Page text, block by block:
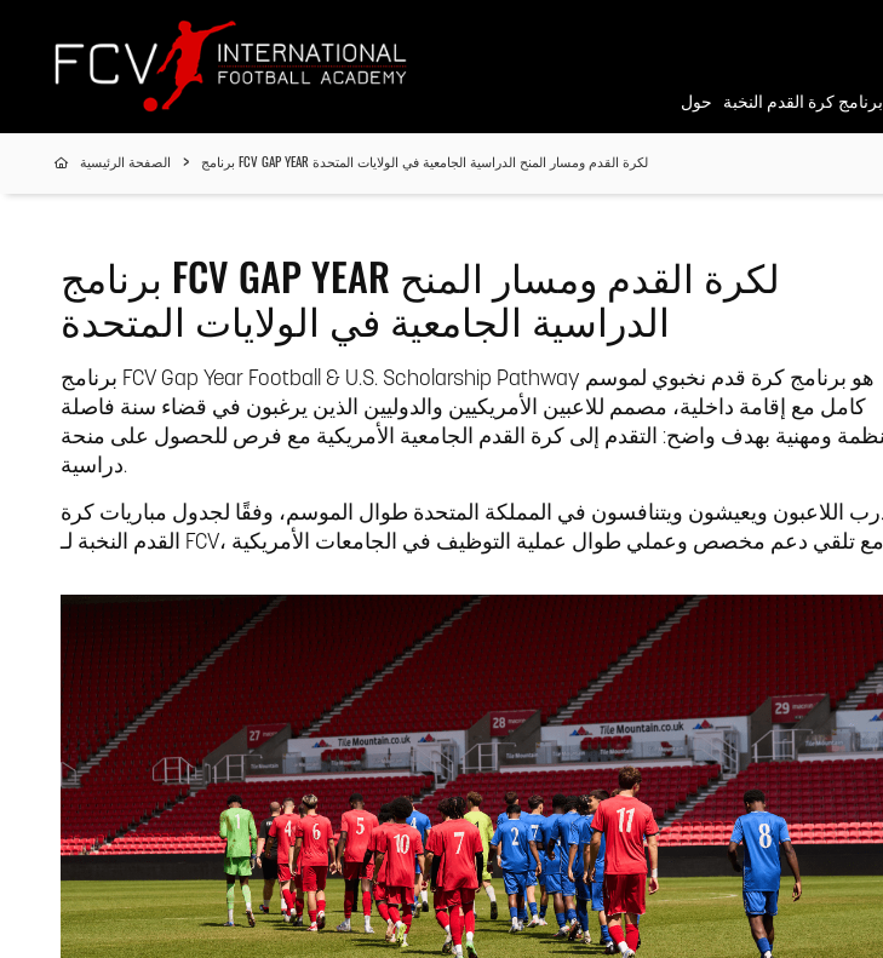
حول برنامج كرة القدم النخبة
الصفحة الرئيسية برنامج FCV GAP YEAR لكرة القدم ومسار المنح الدراسية الجامعية في الولايات المتحدة
برنامج FCV GAP YEAR لكرة القدم ومسار المنح
الدراسية الجامعية في الولايات المتحدة
برنامج FCV Gap Year Football & U.S. Scholarship Pathway هو برنامج كرة قدم نخبوي لموسم
كامل مع إقامة داخلية، مصمم للاعبين الأمريكيين والدوليين الذين يرغبون في قضاء سنة فاصلة
ومهنية بهدف واضح: التقدم إلى كرة القدم الجامعية الأمريكية مع فرص للحصول على منحة
دراسية.
اللاعبون ويعيشون ويتنافسون في المملكة المتحدة طوال الموسم، وفقًا لجدول مباريات كرة